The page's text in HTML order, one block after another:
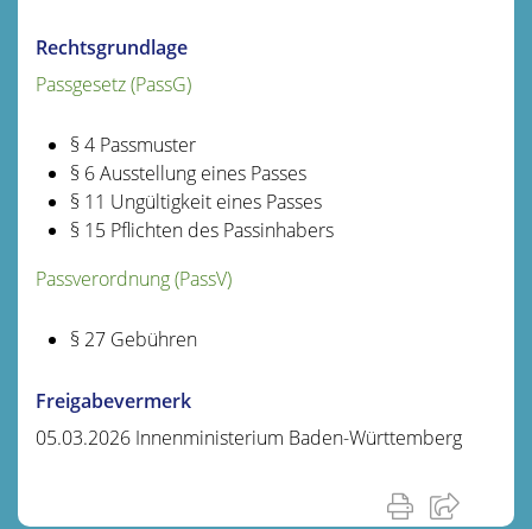
Rechtsgrundlage
Passgesetz (PassG)
§ 4Passmuster
§ 6 Ausstellung eines Passes
§ 11 Ungültigkeit eines Passes
§ 15 Pflichten des Passinhabers
Passverordnung (PassV)
§ 27Gebühren
Freigabevermerk
05.03.2026 Innenministerium Baden-Württemberg